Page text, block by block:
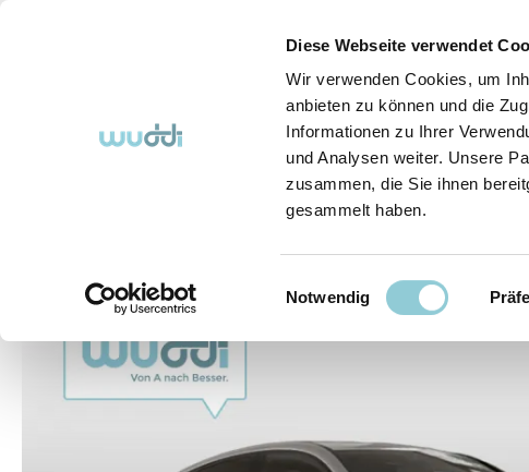
Diese Webseite verwendet
Wir verwenden Cookies, um
anbieten zu können und die
Informationen zu Ihrer
und Analysen weiter. Unsere
zusammen, die Sie ihnen
gesammelt haben.
Einwilligungsauswahl
Notwendig
Abo-Fahrzeuge So funktioniert's (FAQ) Über Uns
Bildergalerie überspringen